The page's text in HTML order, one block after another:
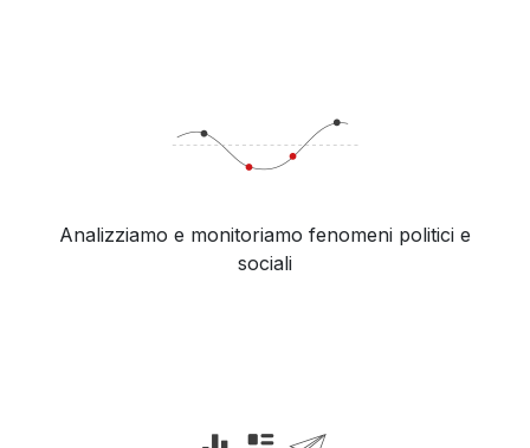
Analizziamo e monitoriamo fenomeni politici e
sociali